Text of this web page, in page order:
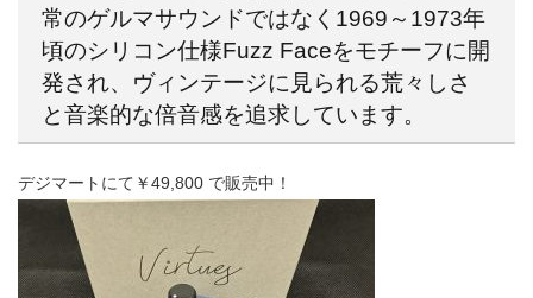
常のゲルマサウンドではなく1969～1973年
頃のシリコン仕様Fuzz Faceをモチーフに開
発され、ヴィンテージに見られる荒々しさ
と音楽的な倍音感を追求しています。
デジマートにて￥49,800 で販売中！